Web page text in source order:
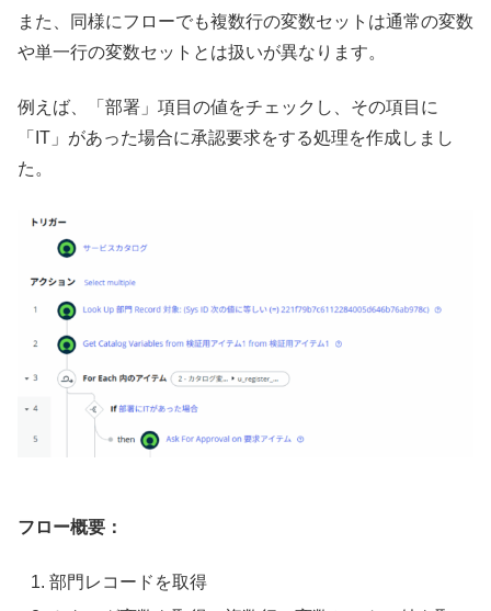
また、同様にフローでも複数行の変数セットは通常の変数
や単一行の変数セットとは扱いが異なります。
例えば、「部署」項目の値をチェックし、その項目に
「IT」があった場合に承認要求をする処理を作成しまし
た。
フロー概要：
部門レコードを取得